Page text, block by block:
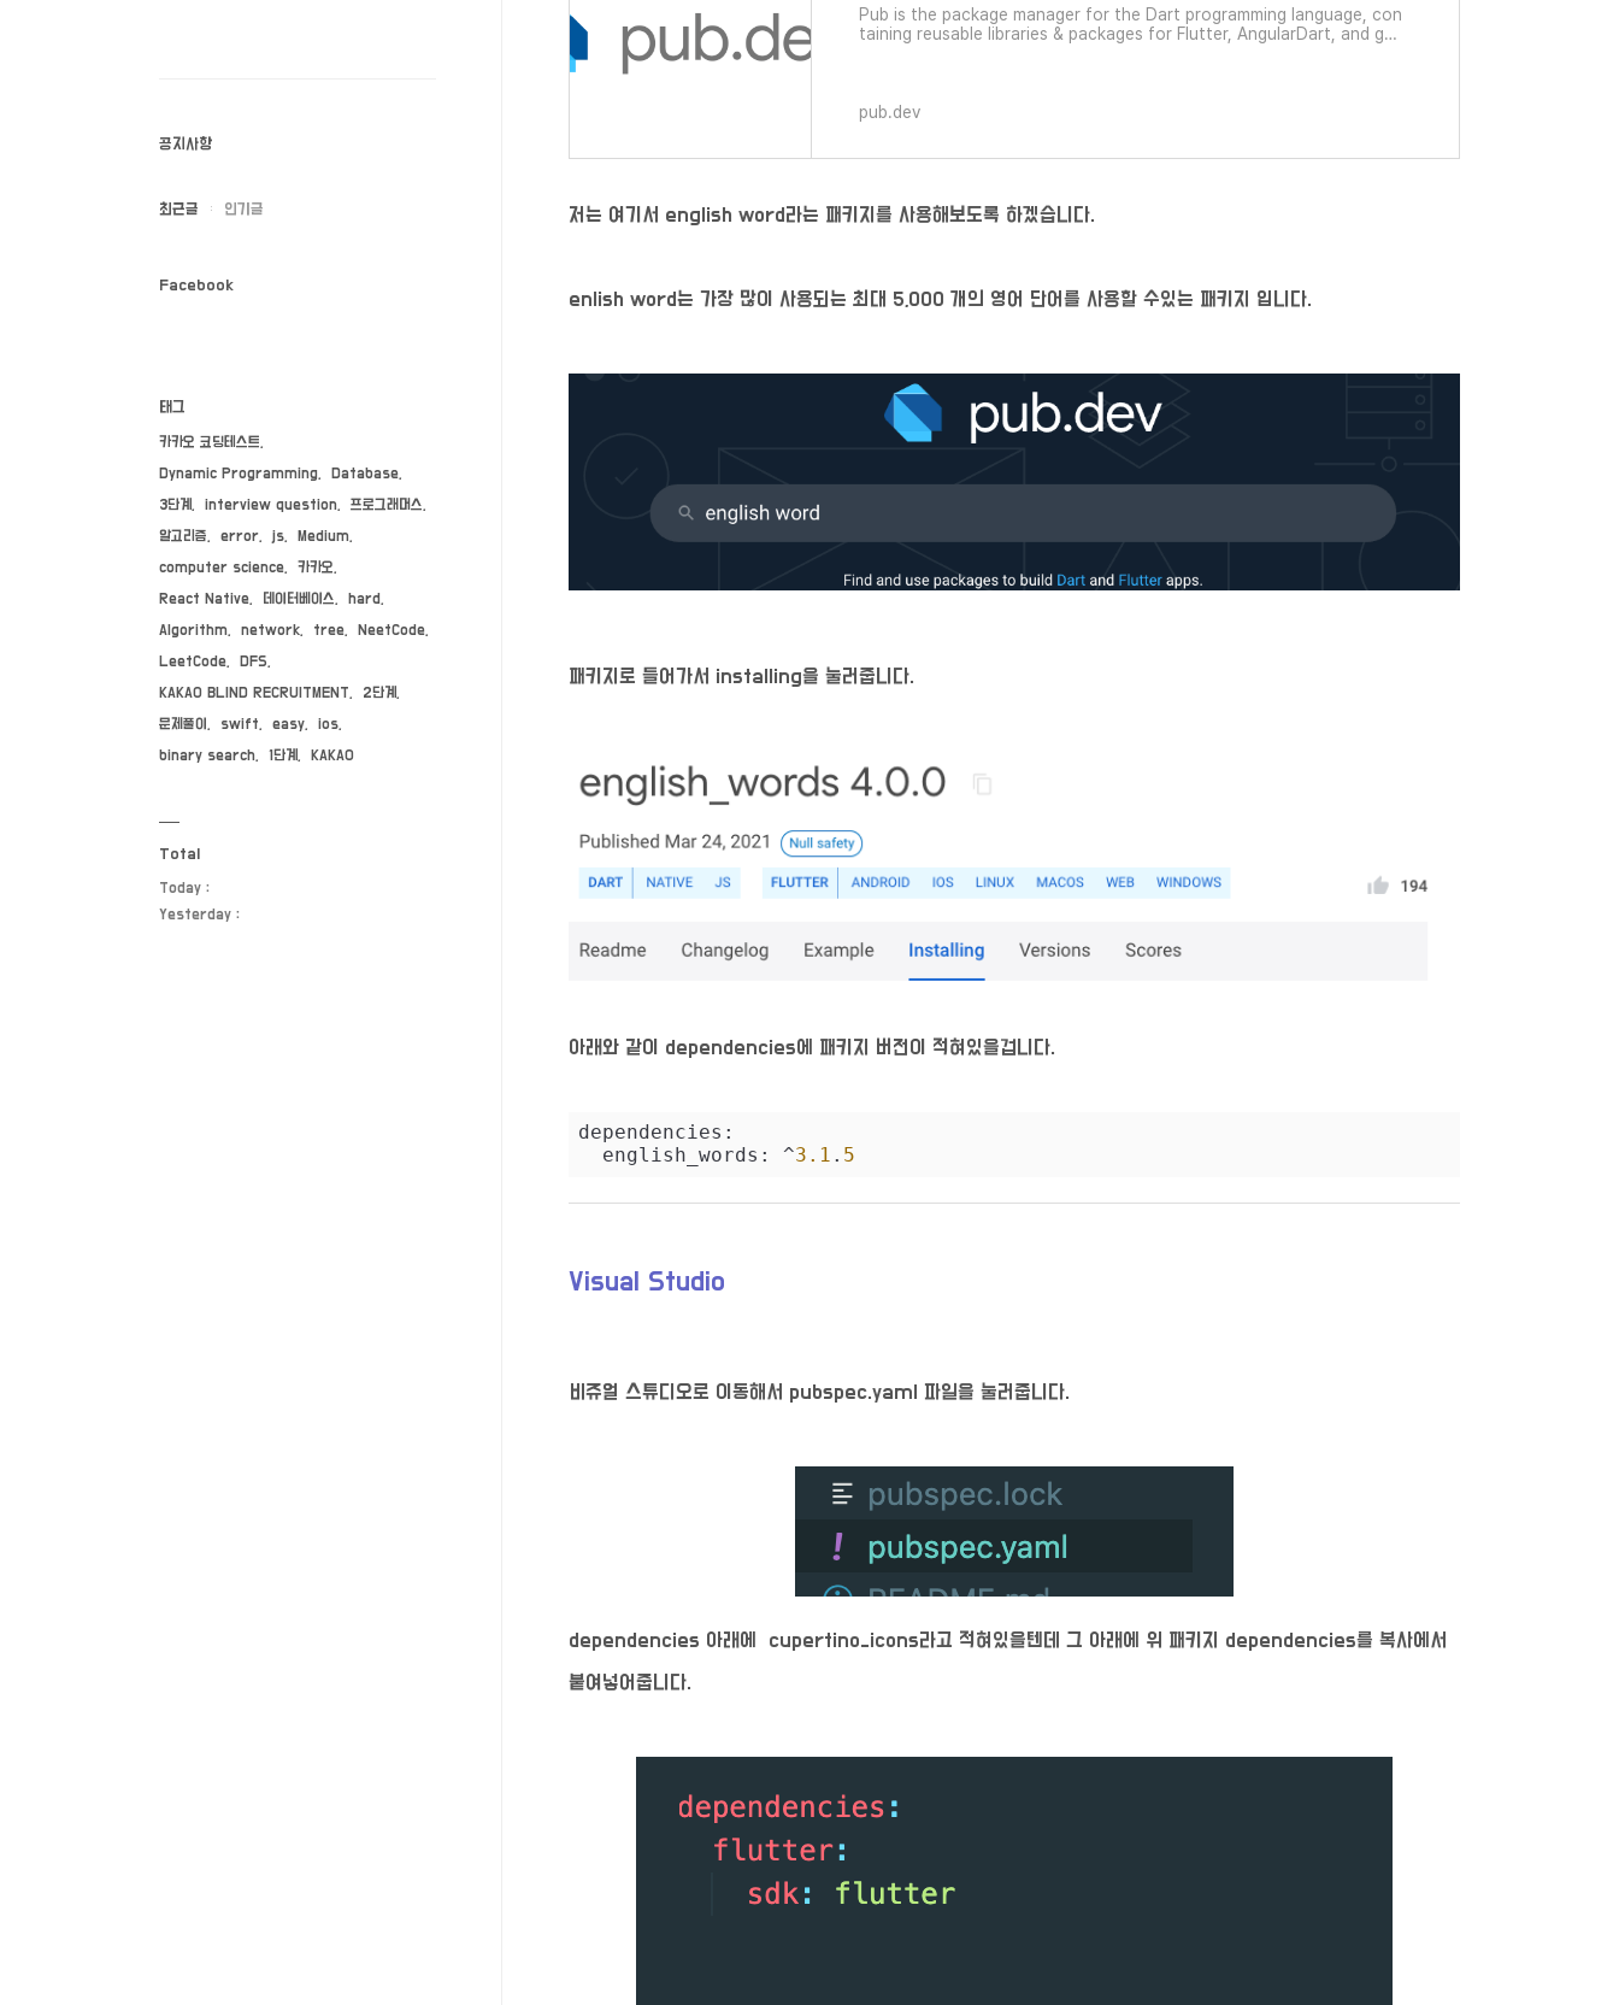
Pub is the package manager for the Dart programming language, con
taining reusable libraries & packages for Flutter, AngularDart, and gen
pub.dev
저는 여기서 english word라는 패키지를 사용해보도록 하겠습니다.
enlish word는 가장 많이 사용되는 최대 5,000 개의 영어 단어를 사용할 수있는 패키지 입니다.
패키지로 들어가서 installing을 눌러줍니다.
아래와 같이 dependencies에 패키지 버전이 적혀있을겁니다.
dependencies:
  english_words:
^3.1 . 5
Visual Studio
비쥬얼 스튜디오로 이동해서 pubspec.yaml 파일을 눌러줍니다.
dependencies 아래에 cupertino_icons라고 적혀있을텐데 그 아래에 위 패키지 dependencies를 복사에서
붙여넣어줍니다.
공지사항
최근글 인기글
Facebook
태그
카카오 코딩테스트
Dynamic Programming
Database
3단계
interview question
프로그래머스
알고리즘
error js
Medium
computer science
카카오
React Native
데이터베이스
hard
Algorithm
network tree
NeetCode
LeetCode
DFS
KAKAO BLIND RECRUITMENT
2단계
문제풀이
swift easy
ios
binary search
1단계 KAKAO
Total
Today :
Yesterday :